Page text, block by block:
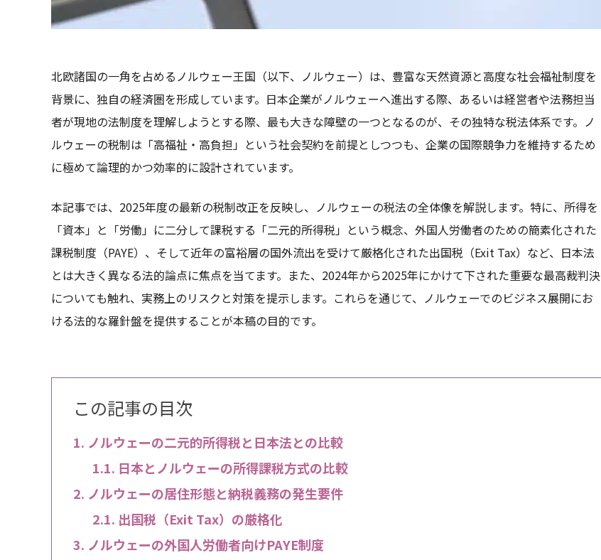
北欧諸国の一角を占めるノルウェー王国（以下、ノルウェー）は、豊富な天然資源と高度な社会福祉制度を
背景に、独自の経済圏を形成しています。日本企業がノルウェーへ進出する際、あるいは経営者や法務担当
者が現地の法制度を理解しようとする際、最も大きな障壁の一つとなるのが、その独特な税法体系です。ノ
ルウェーの税制は「高福祉・高負担」という社会契約を前提としつつも、企業の国際競争力を維持するため
に極めて論理的かつ効率的に設計されています。
本記事では、2025年度の最新の税制改正を反映し、ノルウェーの税法の全体像を解説します。特に、所得を
「資本」と「労働」に二分して課税する「二元的所得税」という概念、外国人労働者のための簡素化された
課税制度（PAYE）、そして近年の富裕層の国外流出を受けて厳格化された出国税（Exit Tax）など、日本法
とは大きく異なる法的論点に焦点を当てます。また、2024年から2025年にかけて下された重要な最高裁判決
についても触れ、実務上のリスクと対策を提示します。これらを通じて、ノルウェーでのビジネス展開にお
ける法的な羅針盤を提供することが本稿の目的です。
この記事の目次
ノルウェーの二元的所得税と日本法との比較
日本とノルウェーの所得課税方式の比較
ノルウェーの居住形態と納税義務の発生要件
出国税（Exit Tax）の厳格化
ノルウェーの外国人労働者向けPAYE制度